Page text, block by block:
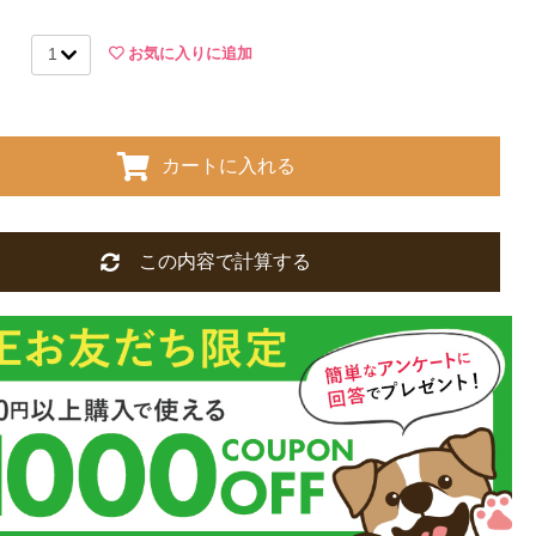
お気に入りに追加
カートに入れる
この内容で計算する